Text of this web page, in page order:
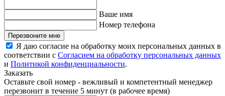
Ваше имя
Номер телефона
Перезвоните мне
Я даю согласие на обработку моих персональных данных в
соответствии с Согласием на обработку персональных данных
и Политикой конфиденциальности.
Заказать
Оставьте свой номер - вежливый и компетентный менеджер
перезвонит в течение 5 минут (в рабочее время)